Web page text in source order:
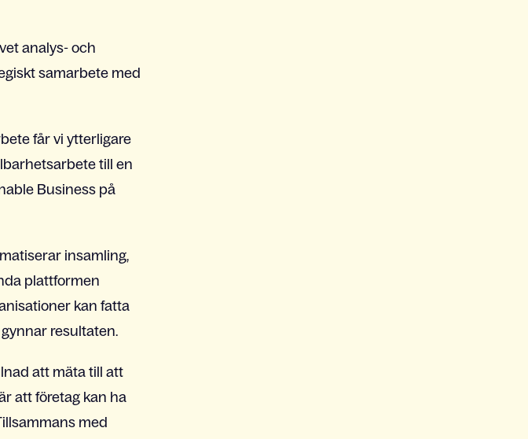
analys- och
samarbete med
får vi ytterligare
till en
Business på
insamling,
plattformen
kan fatta
resultaten.
att mäta till att
att företag kan ha
med